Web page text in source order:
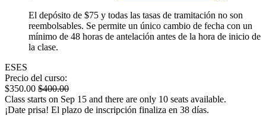
El depósito de $75 y todas las tasas de tramitación no son
reembolsables. Se permite un único cambio de fecha con un
mínimo de 48 horas de antelación antes de la hora de inicio de
la clase.
ESES
Precio del curso:
$350.00 $400.00
Class starts on Sep 15 and there are only 10 seats available.
¡Date prisa! El plazo de inscripción finaliza en 38 días.